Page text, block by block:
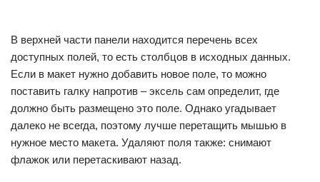
В верхней части панели находится перечень всех
доступных полей, то есть столбцов в исходных данных.
Если в макет нужно добавить новое поле, то можно
поставить галку напротив – эксель сам определит, где
должно быть размещено это поле. Однако угадывает
далеко не всегда, поэтому лучше перетащить мышью в
нужное место макета. Удаляют поля также: снимают
флажок или перетаскивают назад.